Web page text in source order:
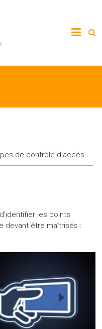
de contrôle d’accès.
les points
devant être maîtrisés :